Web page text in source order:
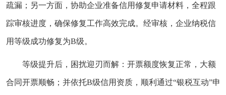
疏漏；另一方面，协助企业准备信用修复申请材料，全程跟
踪审核进度，确保修复工作高效完成。经审核，企业纳税信
用等级成功修复为B级。
等级提升后，困扰迎刃而解：开票额度恢复正常，大额
合同开票顺畅；并依托B级信用资质，顺利通过“银税互动”申